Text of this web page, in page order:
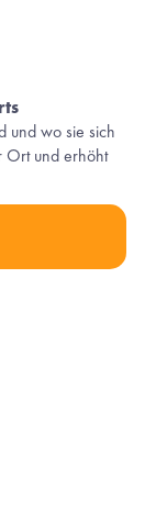
und wo sie sich
Ort und erhöht